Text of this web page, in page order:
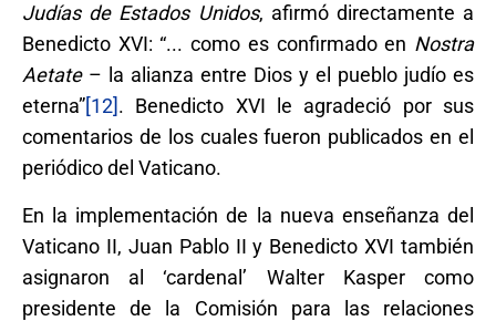
Judías de Estados Unidos, afirmó directamente a
Benedicto XVI: “... como es confirmado en Nostra
Aetate– la alianza entre Dios y el pueblo judío es
eterna”[12]. Benedicto XVI le agradeció por sus
comentarios de los cuales fueron publicados en el
periódico del Vaticano.
En la implementación de la nueva enseñanza del
Vaticano II, Juan Pablo II y Benedicto XVI también
asignaron al ‘cardenal’ Walter Kasper como
presidente de la Comisión para las relaciones